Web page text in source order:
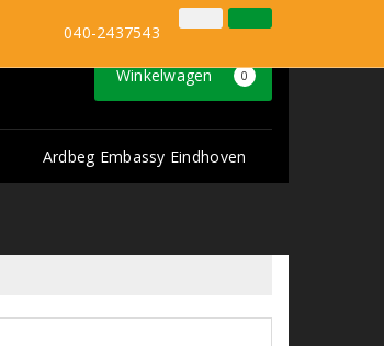
Inloggen Klantenservice
Winkelwagen 0
Ardbeg Embassy Eindhoven
040-2437543